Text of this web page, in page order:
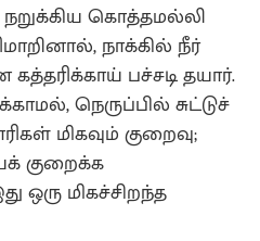
கொத்தமல்லி
நாக்கில் நீர்
பச்சடி தயார்.
நெருப்பில் சுட்டுச்
மிகவும் குறைவு;
குறைக்க
ஒரு மிகச்சிறந்த